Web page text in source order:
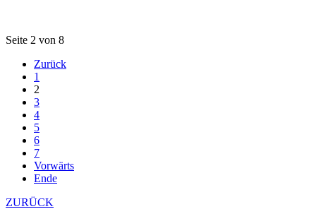
Seite 2 von 8
Zurück
1
2
3
4
5
6
7
Vorwärts
Ende
ZURÜCK